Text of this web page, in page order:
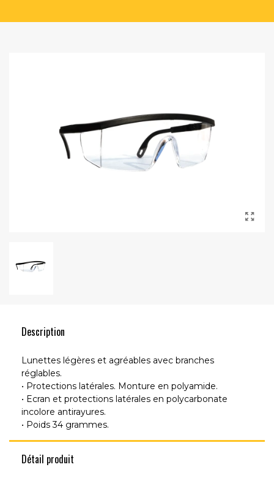
Description
Lunettes légères et agréables avec branches
réglables.
• Protections latérales. Monture en polyamide.
• Ecran et protections latérales en polycarbonate
incolore antirayures.
• Poids 34 grammes.
Détail produit